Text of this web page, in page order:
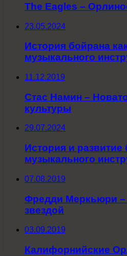
The Eagles –
23.05.2024
История бойрана
музыкального
11.12.2019
Стас Намин –
культуры
29.07.2024
История и развитие
музыкального
07.08.2019
Фредди Меркьюри
звездой
03.09.2019
Калифорнийские